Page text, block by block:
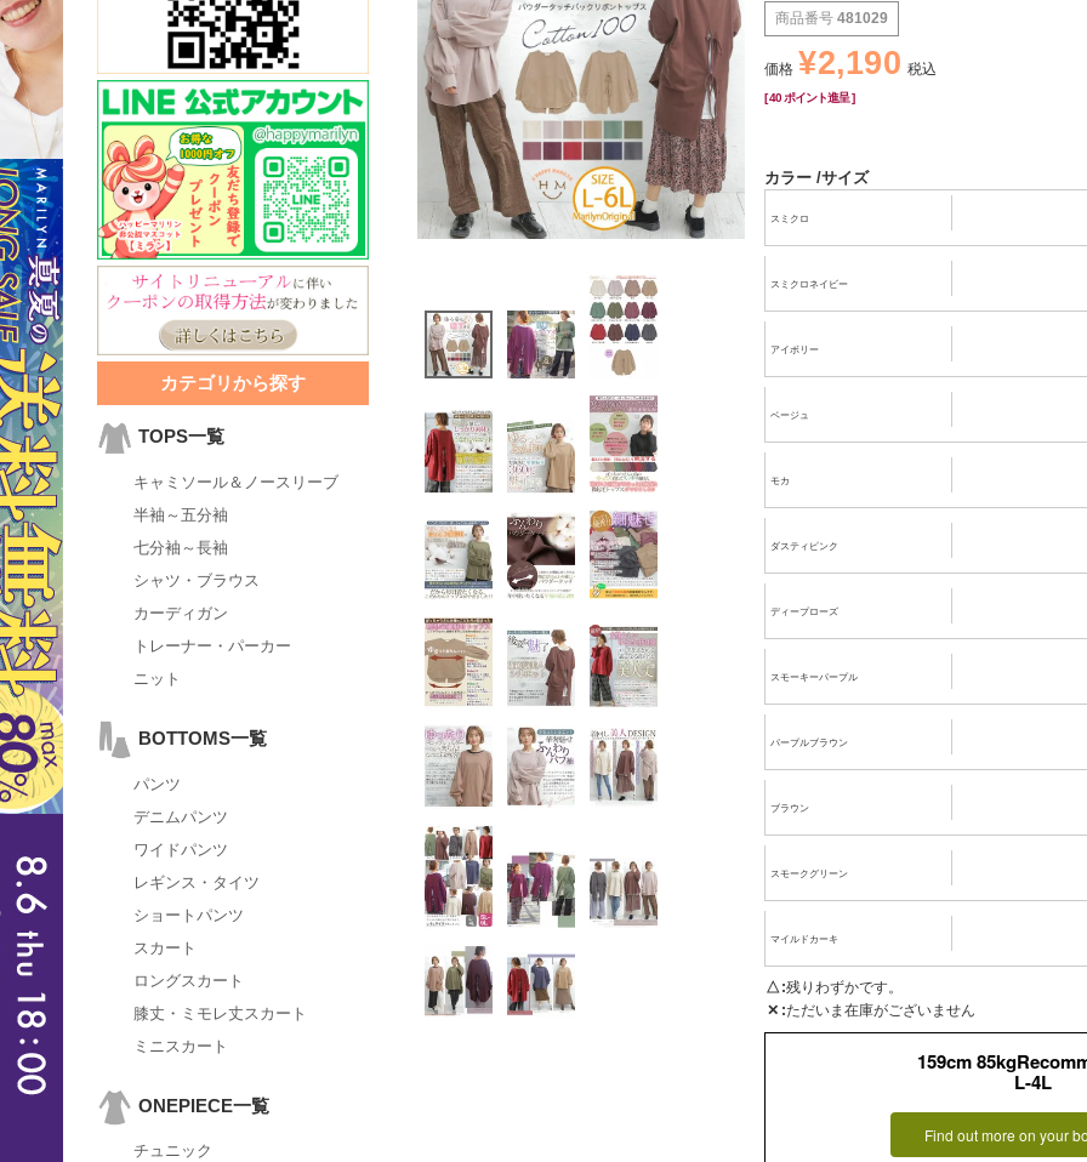
カテゴリから探す
TOPS一覧
キャミソール＆ノースリーブ
半袖～五分袖
七分袖～長袖
シャツ・ブラウス
カーディガン
トレーナー・パーカー
ニット
BOTTOMS一覧
パンツ
デニムパンツ
ワイドパンツ
レギンス・タイツ
ショートパンツ
スカート
ロングスカート
膝丈・ミモレ丈スカート
ミニスカート
ONEPIECE一覧
チュニック
商品番号 481029
価格 ¥2,190 税込
[40 ポイント進呈 ]
カラー サイズ
スミクロ
スミクロネイビー
アイボリー
ベージュ
モカ
ダスティピンク
ディープローズ
スモーキーパープル
パープルブラウン
ブラウン
スモークグリーン
マイルドカーキ
△ 残りわずかです。
✕ ただいま在庫がございません
159cm
L-4L
Find out more on your